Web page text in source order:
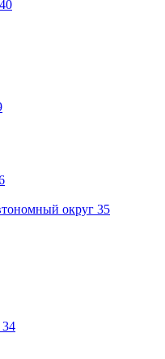
40
округ 35
34